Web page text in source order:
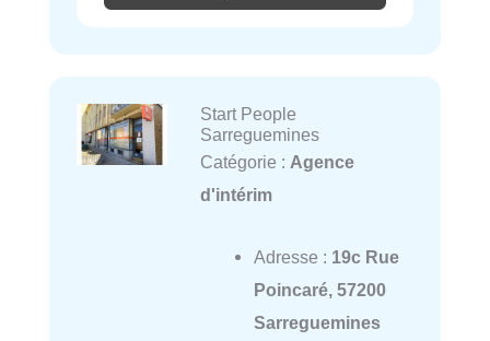
Start People
Sarreguemines
Catégorie : Agence
d'intérim
Adresse : 19c Rue
Poincaré, 57200
Sarreguemines